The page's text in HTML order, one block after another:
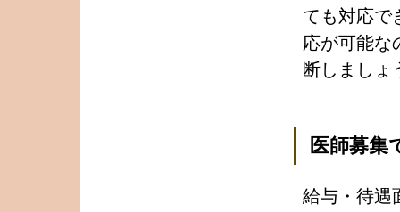
ても対応で
応が可能な
断しましょ
医師募集
給与・待遇